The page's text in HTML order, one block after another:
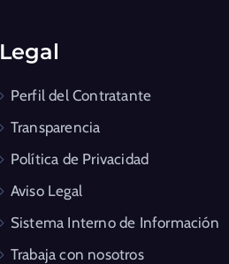
Legal
Perfil del Contratante
Transparencia
Política de Privacidad
Aviso Legal
Sistema Interno de Información
Trabaja con nosotros